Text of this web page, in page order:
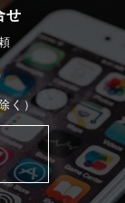
せ
く）